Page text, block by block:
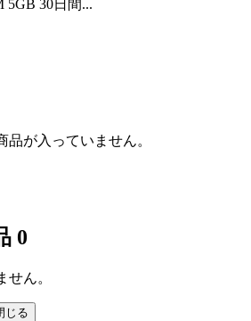
5GB 30日間...
品が入っていません。
0
せん。
じる